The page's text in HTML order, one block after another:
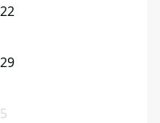
22
29
5